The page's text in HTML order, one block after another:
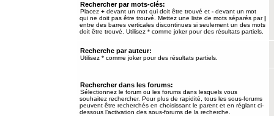
Rechercher par mots-clés:
Placez + devant un mot qui doit être trouvé et - devant un mot
qui ne doit pas être trouvé. Mettez une liste de mots séparés par|
entre des barres verticales discontinues si seulement un des mots
doit être trouvé. Utilisez * comme joker pour des résultats partiels.
Recherche par auteur:
Utilisez * comme joker pour des résultats partiels.
Rechercher dans les forums:
Sélectionnez le forum ou les forums dans lesquels vous
souhaitez rechercher. Pour plus de rapidité, tous les sous-forums
peuvent être recherchés en choisissant le parent et en réglant ci-
dessous l’activation des sous-forums de la recherche.